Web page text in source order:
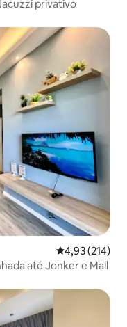
privativo
4,93 de uma
4,93 (214)
até Jonker e Mall